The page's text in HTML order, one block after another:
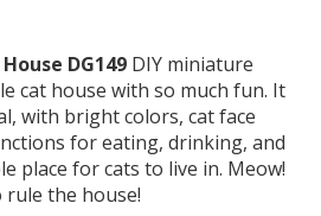
DG149 DIY miniature
cat house with so much fun. It
with bright colors, cat face
for eating, drinking, and
place for cats to live in. Meow!
rule the house!